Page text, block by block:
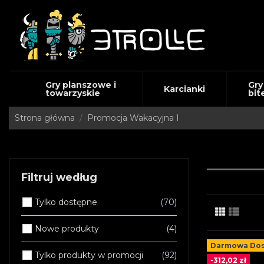
Gry planszowe i
towarzyskie Karcianki
Strona główna Promocja Wakacyjna I
Darmowa
-312,02 zł
Filtruj według
Tylko dostępne 70
Nowe produkty 4
Tylko produkty w promocji 92